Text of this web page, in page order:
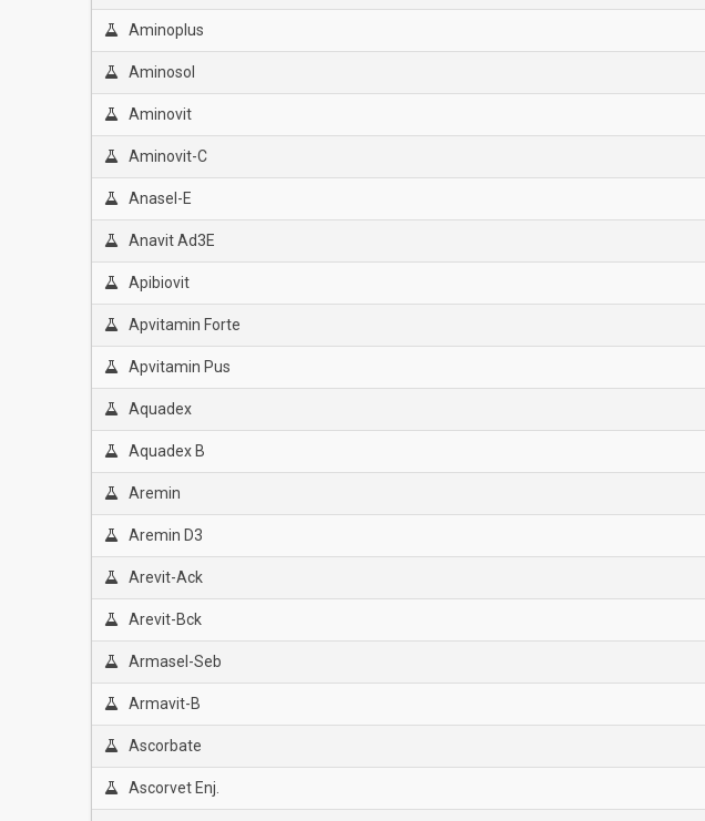
Aminoplus
Aminosol
Aminovit
Aminovit-C
Anasel-E
Anavit Ad3E
Apibiovit
Apvitamin Forte
Apvitamin Pus
Aquadex
Aquadex B
Aremin
Aremin D3
Arevit-Ack
Arevit-Bck
Armasel-Seb
Armavit-B
Ascorbate
Ascorvet Enj.